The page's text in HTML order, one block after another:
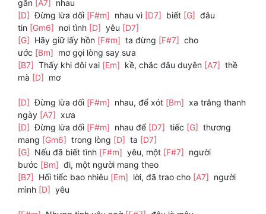
gần [A7] nhau
[D] Đừng lừa dối [F#m] nhau vì [D7] biết [G] đâu
tin [Gm6] nơi tình [D] yêu [D7]
[G] Hãy giữ lấy hồn [F#m] ta đừng [F#7] cho
ước [Bm] mơ gọi lòng say sưa
[B7] Thấy khi đôi vai [Em] kề, chắc đâu duyên [A7] thề
mà [D] mơ
[D] Đừng lừa dối [F#m] nhau, để xót [Bm] xa trăng thanh
ngày [A7] xưa
[D] Đừng lừa dối [F#m] nhau để [D7] tiếc [G] thương
mang [Gm6] trong lòng [D] ta [D7]
[G] Nếu đã biết tình [F#m] yêu, một [F#7] người
bước [Bm] đi, một người mang theo
[B7] Hối tiếc bao nhiêu [Em] lời, đã trao cho [A7] người
mình [D] yêu